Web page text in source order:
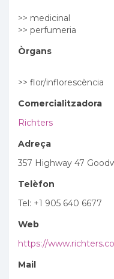
>> medicinal
>> perfumeria
Òrgans
>> flor/inflorescència
Comercialitzadora
Richters
Adreça
357 Highway 47
Telèfon
Tel: +1 905 640 6677
Web
https://
Mail